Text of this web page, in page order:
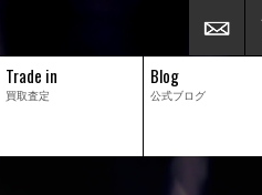
Trade in
買取査定
Blog
公式ブログ